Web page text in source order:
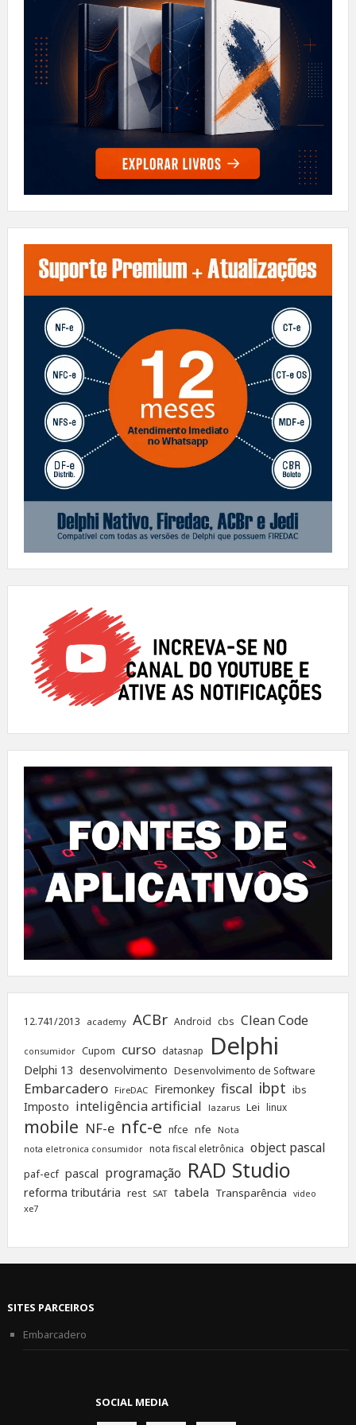
12.741/2013 academy ACBr Android cbs Clean Code
consumidor Cupom curso datasnap Delphi
Delphi 13 desenvolvimento Desenvolvimento de Software
Embarcadero FireDAC Firemonkey fiscal ibpt ibs
Imposto inteligência artificial lazarus Lei linux
mobile NF-e nfc-e nfce nfe Nota
nota eletronica consumidor nota fiscal eletrônica object pascal
paf-ecf pascal programação RAD Studio
reforma tributária rest SAT tabela Transparência video
xe7
SITES PARCEIROS
Embarcadero
SOCIAL MEDIA